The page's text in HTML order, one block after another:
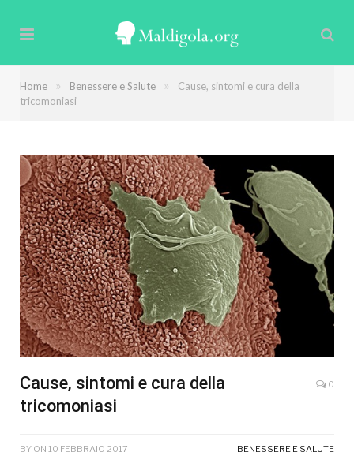
Home » Benessere e Salute »
Cause, sintomi e cura della
tricomoniasi
Cause, sintomi e cura della
tricomoniasi
0
BY ON 10 FEBBRAIO 2017 BENESSERE E SALUTE